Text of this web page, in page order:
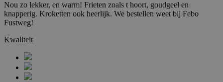
Nou zo lekker, en warm! Frieten zoals t hoort, goudgeel en
knapperig. Kroketten ook heerlijk. We bestellen weet bij Febo
Fustweg!
Kwaliteit